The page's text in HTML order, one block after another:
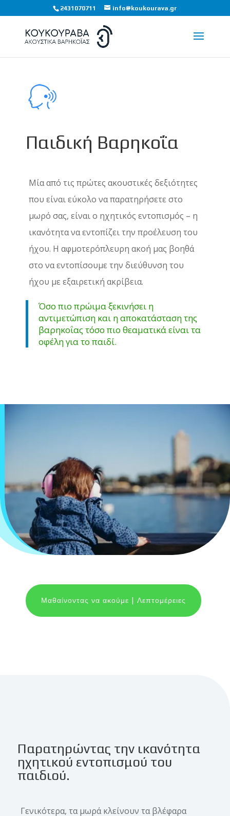
2431070711 info@koukourava.gr
Παιδική Βαρηκοΐα
Μία από τις πρώτες ακουστικές δεξιότητες
που είναι εύκολο να παρατηρήσετε στο
μωρό σας, είναι ο ηχητικός εντοπισμός – η
ικανότητα να εντοπίζει την προέλευση του
ήχου. Η αφμοτερόπλευρη ακοή μας βοηθά
στο να εντοπίσουμε την διεύθυνση του
ήχου με εξαιρετική ακρίβεια.
Όσο πιο πρώιμα ξεκινήσει η
αντιμετώπιση και η αποκατάσταση της
βαρηκοΐας τόσο πιο θεαματικά είναι τα
οφέλη για το παιδί.
Μαθαίνοντας να ακούμε | Λεπτομέρειες
Παρατηρώντας την ικανότητα
ηχητικού εντοπισμού του
παιδιού.
Γενικότερα, τα μωρά κλείνουν τα βλέφαρα